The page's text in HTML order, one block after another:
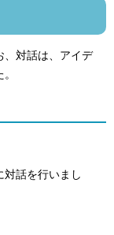
、対話は、アイデ
話を行いまし